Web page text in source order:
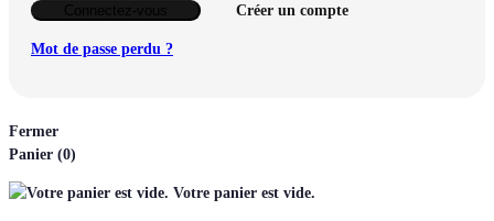
Créer un compte
Mot de passe perdu ?
Fermer
Panier (0)
Votre panier est vide.